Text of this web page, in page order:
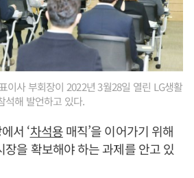
이사 부회장이 2022년 3월28일 열린 LG생활
석해 발언하고 있다.
서 ‘차석용매직’을 이어가기 위해
장을 확보해야 하는 과제를 안고 있